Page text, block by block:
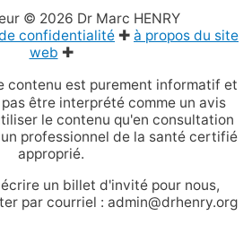
© 2026 Dr Marc HENRY
confidentialité ✚ à propos du site
web ✚
contenu est purement informatif et
être interprété comme un avis
le contenu qu'en consultation
professionnel de la santé certifié
approprié.
un billet d'invité pour nous,
par courriel : admin@drhenry.org